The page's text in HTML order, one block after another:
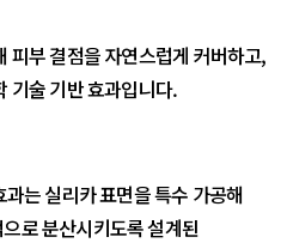
피부 결점을 자연스럽게 커버하고,
기술 기반 효과입니다.
는 실리카 표면을 특수 가공해
로 분산시키도록 설계된